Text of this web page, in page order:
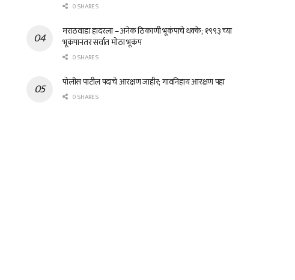
0 SHARES
मराठवाडा हादरला – अनेक ठिकाणी भूकंपाचे धक्के; १९९३ च्या
भूकंपानंतर सर्वात मोठा भूकंप
0 SHARES
पोलीस पाटील पदाचे आरक्षण जाहीर; गावनिहाय आरक्षण पहा
0 SHARES